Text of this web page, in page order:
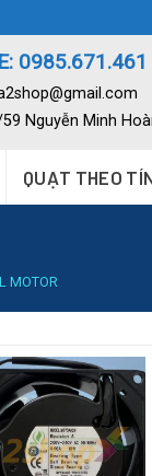
0985.671.461
Nguyễn Minh
QUẠT THEO
MOTOR